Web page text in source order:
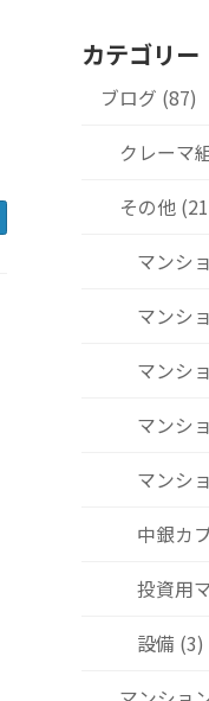
カテゴリー
ブログ (87)
クレーマ
その他
マンシ
マンシ
マンシ
マンシ
マンシ
中銀カ
投資用
設備 (3)